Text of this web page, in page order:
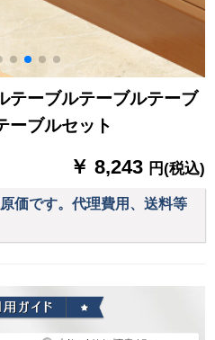
テーブルテーブルテーブ
ーブルセット
￥ 8,243 円(税込)
価です。代理費用、送料等